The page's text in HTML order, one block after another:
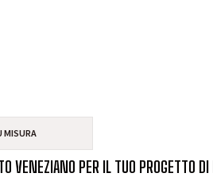
MISURA
VENEZIANO PER IL TUO PROGETTO DI